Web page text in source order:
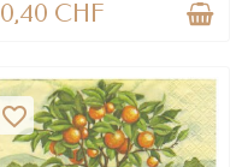
0,40 CHF
favorite_border